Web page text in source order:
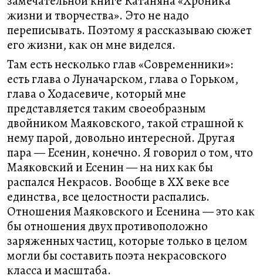
жизни и творчества». Это не надо
переписывать. Поэтому я рассказываю сюжет
его жизни, как он мне виделся.
Там есть несколько глав «Современники»:
есть глава о Луначарском, глава о Горьком,
глава о Ходасевиче, который мне
представляется таким своеобразным
двойником Маяковского, такой страшной к
нему парой, довольно интересной. Другая
пара — Есенин, конечно. Я говорил о том, что
Маяковский и Есенин — на них как бы
распался Некрасов. Вообще в XX веке все
единства, все целостности распались.
Отношения Маяковского и Есенина — это как
бы отношения двух противоположно
заряженных частиц, которые только в целом
могли бы составить поэта некрасовского
класса и масштаба.